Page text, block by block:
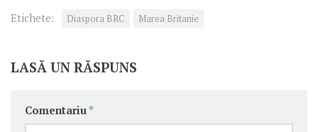
Etichete: Diaspora BRC Marea Britanie
LASĂ UN RĂSPUNS
Comentariu *